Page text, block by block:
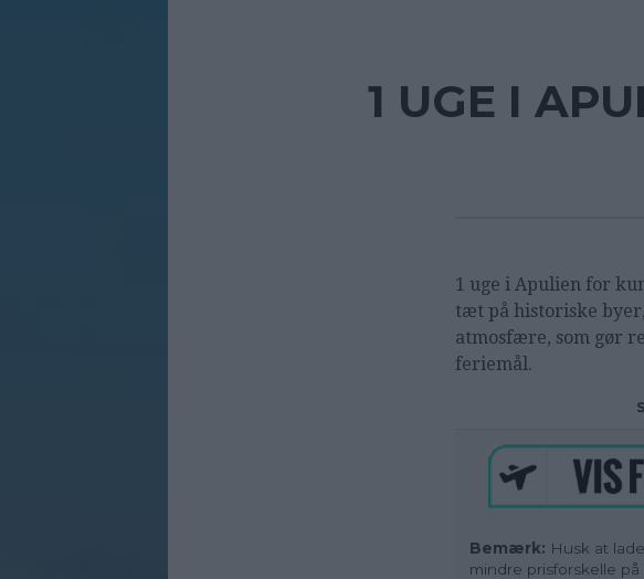
1 UGE I
1 uge i Apulien for
tæt på historiske
atmosfære, som gør
feriemål.
Bemærk: Husk at
mindre prisforskelle